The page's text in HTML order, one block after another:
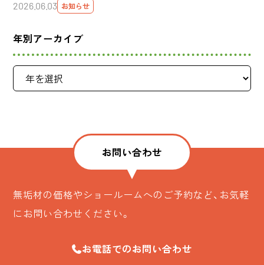
2026.06.03 お知らせ
年別アーカイブ
お問い合わせ
無垢材の価格やショールームへのご予約など、お気軽
にお問い合わせください。
お電話でのお問い合わせ